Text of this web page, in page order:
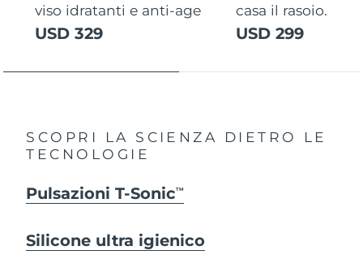
viso idratanti e anti-age
USD 329
casa il rasoio.
USD 299
SCOPRI LA SCIENZA DIETRO LE
TECNOLOGIE
Pulsazioni T-SonicTM
Silicone ultra igienico